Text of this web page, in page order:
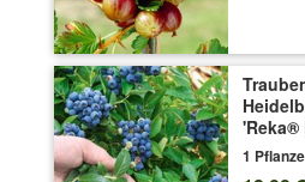
'Reka®
1 Pflanze